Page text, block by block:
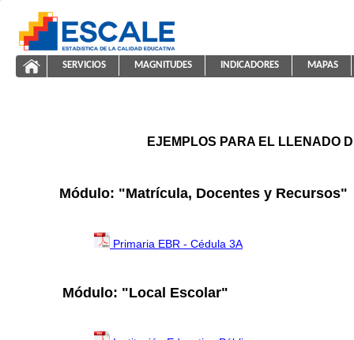
ESCALE - Unidad de Estadística Educativa
ayuda2011
NAVEGACIÓN
SERVICIOS MAGNITUDES INDICADORES MAPAS
EJEMPLOS PARA EL LLENADO
Módulo: "Matrícula, Docentes y Recursos"
Primaria EBR - Cédula 3A
Módulo: "Local Escolar"